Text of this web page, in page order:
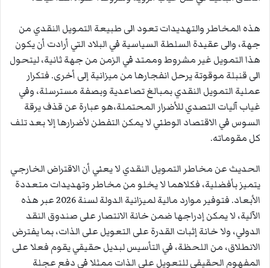
هذه المخاطر والتهديدات تعود الى طبيعة التمويل النقدي من
جهة، والى عقيدة السلطة السياسية في البلاد التي أرادت أن يكون
هذا التمويل غير مشروط وممتد في الزمن من جهة ثانية، ليتحول
الى قنبلة موقوتة يرحل انفجارها من ميزانية إلى أخرى. فتكرار
عملية التمويل النقدي بمبالغ تصاعدية وبصفة مسترسلة، وفي
غياب آليات التصدي للأضرار المحتملة،هو عبارة عن قذف يرقة
السوس في الاقتصاد الوطني لا يمكن التفطن لأضرارها إلا بعد تلف
كل مقوماته.
الحديث عن مخاطر التمويل النقدي لا يعني أن الاقتراض الخارجي
يتميز بأفضلية، فكلاهما لا يخلو من مخاطر وتهديدات متعددة
الأبعاد. فتوفير موارد مالية لميزانية الدولة لسنة 2026 عبر هذه
الآلية، لا يمكن إدراجها ضمن خانة الانتصار على صندوق النقد
الدولي، ولا خانة إثبات القدرة على التعويل على الذات، بما يفترض
الانطلاق، من اللحظة، في التأسيس لبديل حقيقي يقوم فعلا على
المفهوم الحقيقي للتعويل على الذات ممثلا في دفع عجلة